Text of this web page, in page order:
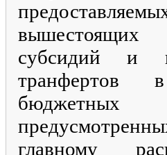
субсидий и
транфертов
главному